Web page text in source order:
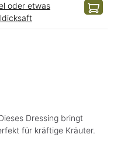
oder etwas
Dressing bringt
für kräftige Kräuter.